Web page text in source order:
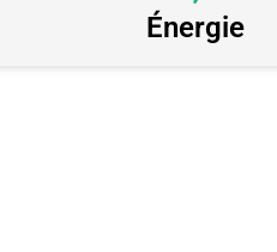
Énergie